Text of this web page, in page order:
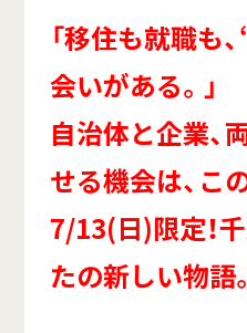
「移住も就職も
会いがある。」
自治体と企業、
せる機会は、こ
7/13(日)限定！
たの新しい物語。